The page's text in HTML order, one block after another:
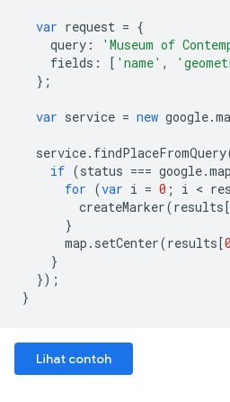
var request = {
query : 'Museum of
fields : [ 'name' ,
};
var service = new google.
service. findPlaceFromQuery
if (status === google.
for (var i = 0 ; i <
createMarker(results[
}
map . setCenter(results[0
}
});
}
Lihat contoh